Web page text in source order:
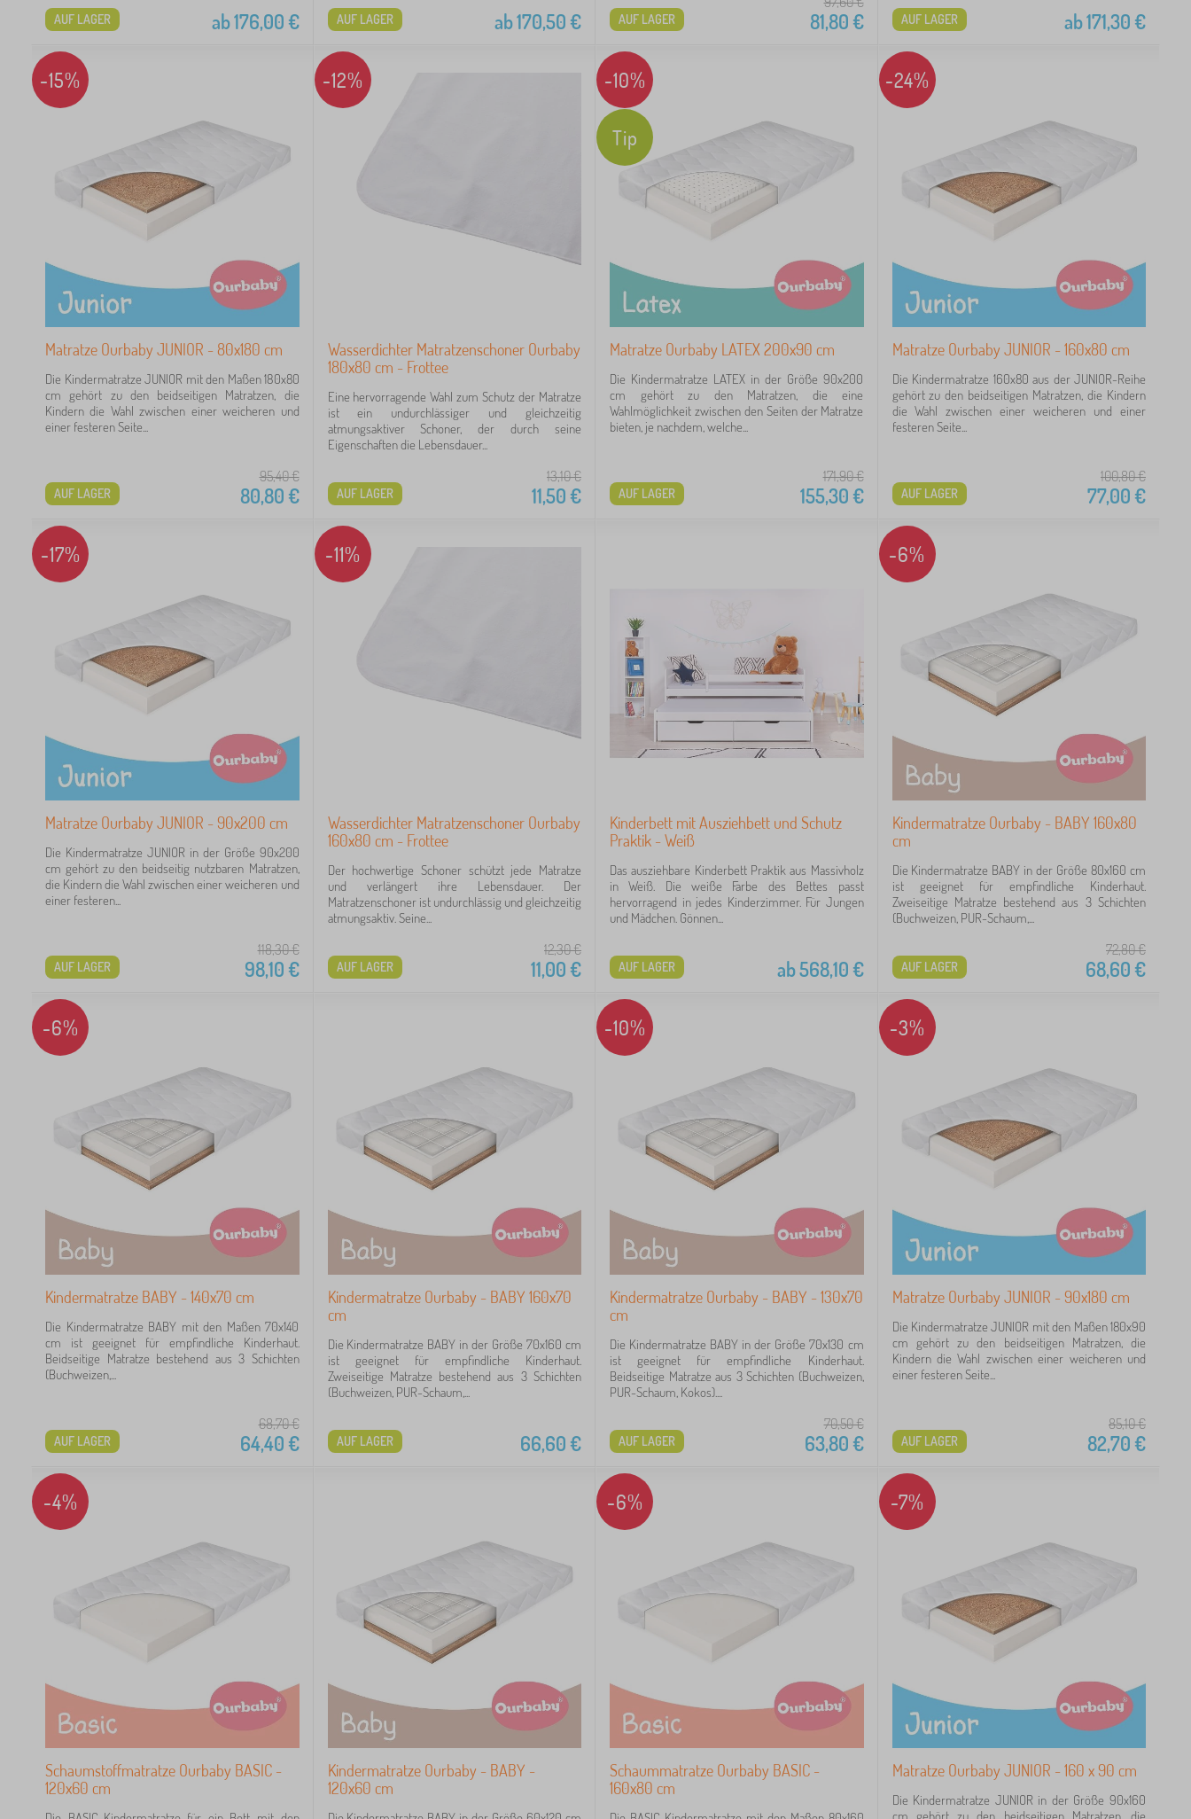
ab176,00€
AUF LAGER ab170,50€
AUF LAGER 81,80€
AUF LAGER ab171,30€
AUF LAGER
-15%
Matratze Ourbaby JUNIOR - 80x180 cm
Die Kindermatratze JUNIOR mit den Maßen 180x80
cm gehört zu den beidseitigen Matratzen, die
Kindern die Wahl zwischen einer weicheren und
einer festeren Seite...
95,40€
80,80€
AUF LAGER
-12%
Wasserdichter Matratzenschoner Ourbaby
180x80 cm - Frottee
Eine hervorragende Wahl zum Schutz der Matratze
ist ein undurchlässiger und gleichzeitig
atmungsaktiver Schoner, der durch seine
Eigenschaften die Lebensdauer...
13,10€
11,50€
AUF LAGER
-10%
Tip
Matratze Ourbaby LATEX 200x90 cm
Die Kindermatratze LATEX in der Größe 90x200
cm gehört zu den Matratzen, die eine
Wahlmöglichkeit zwischen den Seiten der Matratze
bieten, je nachdem, welche...
171,90€
155,30€
AUF LAGER
-24%
Matratze Ourbaby JUNIOR - 160x80 cm
Die Kindermatratze 160x80 aus der JUNIOR-Reihe
gehört zu den beidseitigen Matratzen, die Kindern
die Wahl zwischen einer weicheren und einer
festeren Seite...
100,80€
77,00€
AUF LAGER
-17%
Matratze Ourbaby JUNIOR - 90x200 cm
Die Kindermatratze JUNIOR in der Größe 90x200
cm gehört zu den beidseitig nutzbaren Matratzen,
die Kindern die Wahl zwischen einer weicheren und
einer festeren...
118,30€
98,10€
AUF LAGER
-11%
Wasserdichter Matratzenschoner Ourbaby
160x80 cm - Frottee
Der hochwertige Schoner schützt jede Matratze
und verlängert ihre Lebensdauer. Der
Matratzenschoner ist undurchlässig und gleichzeitig
atmungsaktiv. Seine...
12,30€
11,00€
AUF LAGER
Kinderbett mit Ausziehbett und Schutz
Praktik - Weiß
Das ausziehbare Kinderbett Praktik aus Massivholz
in Weiß. Die weiße Farbe des Bettes passt
hervorragend in jedes Kinderzimmer. Für Jungen
und Mädchen. Gönnen...
ab568,10€
AUF LAGER
-6%
Kindermatratze Ourbaby - BABY 160x80
cm
Die Kindermatratze BABY in der Größe 80x160 cm
ist geeignet für empfindliche Kinderhaut.
Zweiseitige Matratze bestehend aus 3 Schichten
(Buchweizen, PUR-Schaum,...
72,80€
68,60€
AUF LAGER
-6%
Kindermatratze BABY - 140x70 cm
Die Kindermatratze BABY mit den Maßen 70x140
cm ist geeignet für empfindliche Kinderhaut.
Beidseitige Matratze bestehend aus 3 Schichten
(Buchweizen,...
68,70€
64,40€
AUF LAGER
Kindermatratze Ourbaby - BABY 160x70
cm
Die Kindermatratze BABY in der Größe 70x160 cm
ist geeignet für empfindliche Kinderhaut.
Zweiseitige Matratze bestehend aus 3 Schichten
(Buchweizen, PUR-Schaum,...
66,60€
AUF LAGER
-10%
Kindermatratze Ourbaby - BABY - 130x70
cm
Die Kindermatratze BABY in der Größe 70x130 cm
ist geeignet für empfindliche Kinderhaut.
Beidseitige Matratze aus 3 Schichten (Buchweizen,
PUR-Schaum, Kokos)....
70,50€
63,80€
AUF LAGER
-3%
Matratze Ourbaby JUNIOR - 90x180 cm
Die Kindermatratze JUNIOR mit den Maßen 180x90
cm gehört zu den beidseitigen Matratzen, die
Kindern die Wahl zwischen einer weicheren und
einer festeren Seite...
85,10€
82,70€
AUF LAGER
-4%
Schaumstoffmatratze Ourbaby BASIC -
120x60 cm
Kindermatratze Ourbaby - BABY -
120x60 cm
-6%
Schaummatratze Ourbaby BASIC -
160x80 cm
-7%
Matratze Ourbaby JUNIOR - 160 x 90 cm
Die Kindermatratze JUNIOR in der Größe 90x160